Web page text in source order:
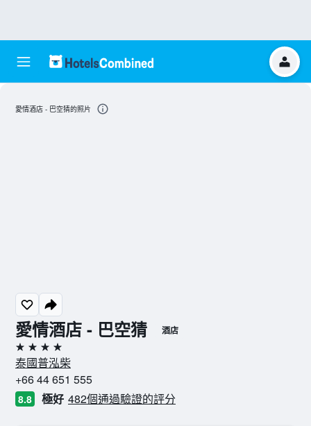
愛情酒店 - 巴空猜 酒店
4星級
泰國普泓柴
+66 44 651 555
8.8 極好 482個通過驗證的評分
愛情酒店 - 巴空猜的照片